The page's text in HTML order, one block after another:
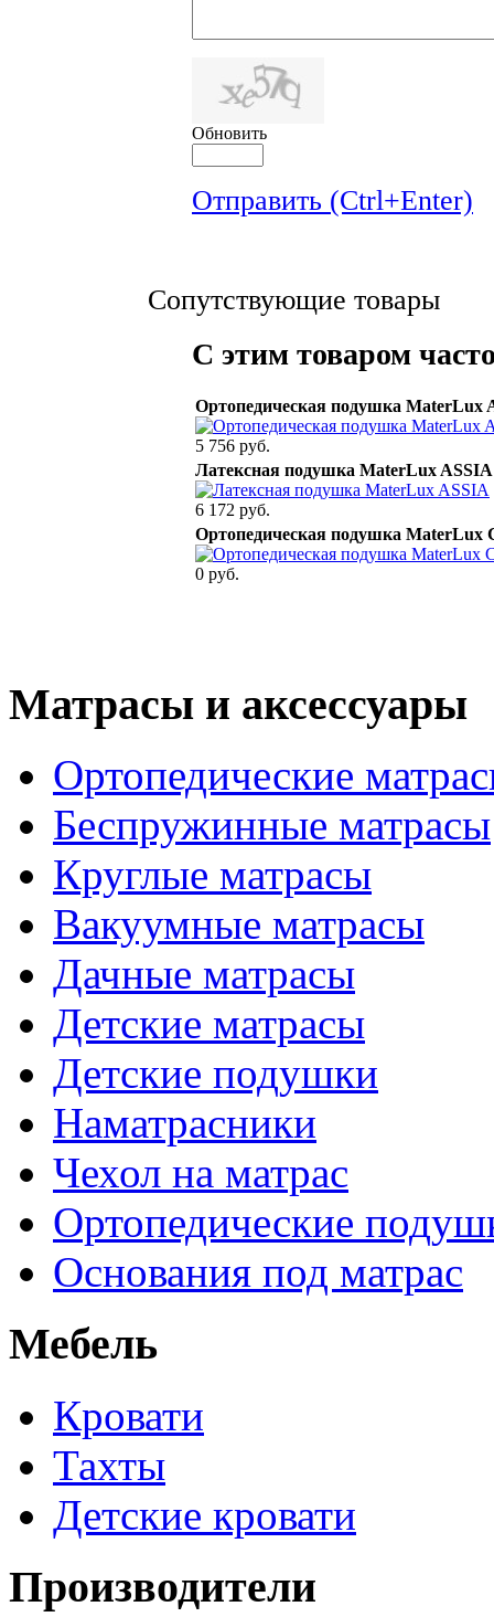
Обновить
Отправить (Ctrl+Enter)
Сопутствующие товары
С этим товаром
Ортопедическая подушка MaterLux
5 756 руб.
Латексная подушка MaterLux ASSIA
6 172 руб.
Ортопедическая подушка MaterLux
0 руб.
Матрасы и аксессуары
Ортопедические
Беспружинные матрасы
Круглые матрасы
Вакуумные матрасы
Дачные матрасы
Детские матрасы
Детские подушки
Наматрасники
Чехол на матрас
Ортопедические
Основания под матрас
Мебель
Кровати
Тахты
Детские кровати
Производители